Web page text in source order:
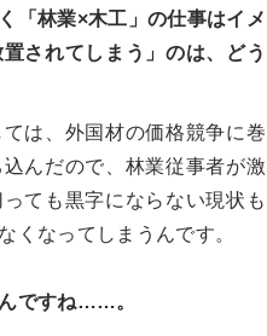
「林業×木工」の仕事はイメ
されてしまう」のは、どう
ては、外国材の価格競争に巻
んだので、林業従事者が激
ても黒字にならない現状も
くなってしまうんです。
ですね……。